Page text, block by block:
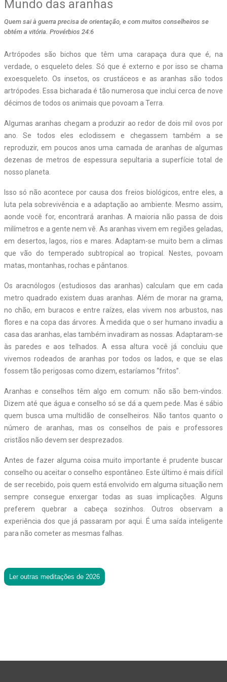
Mundo das aranhas
Quem sai à guerra precisa de orientação, e com muitos conselheiros se
obtém a vitória. Provérbios 24:6
Artrópodes são bichos que têm uma carapaça dura que é, na
verdade, o esqueleto deles. Só que é externo e por isso se chama
exoesqueleto. Os insetos, os crustáceos e as aranhas são todos
artrópodes. Essa bicharada é tão numerosa que inclui cerca de nove
décimos de todos os animais que povoam a Terra.
Algumas aranhas chegam a produzir ao redor de dois mil ovos por
ano. Se todos eles eclodissem e chegassem também a se
reproduzir, em poucos anos uma camada de aranhas de algumas
dezenas de metros de espessura sepultaria a superfície total de
nosso planeta.
Isso só não acontece por causa dos freios biológicos, entre eles, a
luta pela sobrevivência e a adaptação ao ambiente. Mesmo assim,
aonde você for, encontrará aranhas. A maioria não passa de dois
milímetros e a gente nem vê. As aranhas vivem em regiões geladas,
em desertos, lagos, rios e mares. Adaptam-se muito bem a climas
que vão do temperado subtropical ao tropical. Nestes, povoam
matas, montanhas, rochas e pântanos.
Os aracnólogos (estudiosos das aranhas) calculam que em cada
metro quadrado existem duas aranhas. Além de morar na grama,
no chão, em buracos e entre raízes, elas vivem nos arbustos, nas
flores e na copa das árvores. À medida que o ser humano invadiu a
casa das aranhas, elas também invadiram as nossas. Adaptaram-se
às paredes e aos telhados. A essa altura você já concluiu que
vivemos rodeados de aranhas por todos os lados, e que se elas
fossem tão perigosas como dizem, estaríamos “fritos”.
Aranhas e conselhos têm algo em comum: não são bem-vindos.
Dizem até que água e conselho só se dá a quem pede. Mas é sábio
quem busca uma multidão de conselheiros. Não tantos quanto o
número de aranhas, mas os conselhos de pais e professores
cristãos não devem ser desprezados.
Antes de fazer alguma coisa muito importante é prudente buscar
conselho ou aceitar o conselho espontâneo. Este último é mais difícil
de ser recebido, pois quem está envolvido em alguma situação nem
sempre consegue enxergar todas as suas implicações. Alguns
preferem quebrar a cabeça sozinhos. Outros observam a
experiência dos que já passaram por aqui. É uma saída inteligente
para não cometer as mesmas falhas.
Ler outras meditações de 2026